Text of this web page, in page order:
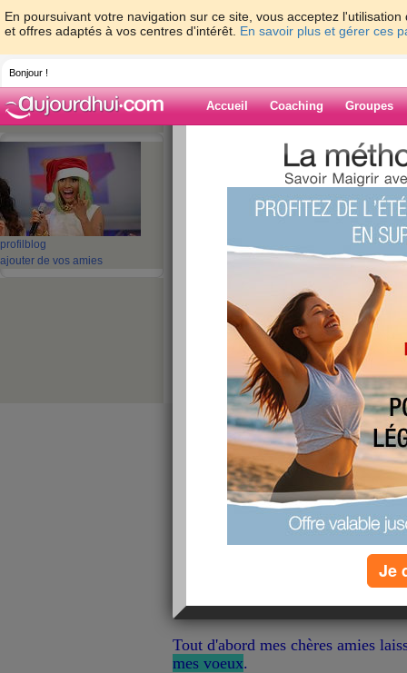
En poursuivant votre navigation sur ce site, vous acceptez
et offres adaptés à vos centres d'intérêt. En savoir plus et gérer ces
Bonjour !
Accueil Coaching Groupes
profil blog
ajouter de vos amies
>
Blog de
3 4
Mois de Février
publié le 03/02/2017 à 16:43
Bonjour, près d'un mois que je n'ai pas posté...
regarder mes plans de repas...
Bilan du mois passé:
je n'ai pas été assidue. en effet, je ne
Mais avec ma soeur on a fait régulièrement des
d'aller à la salle de sport. Je me trouvais chaque
Coté alimentationj'ai bien gé
Mois de Janvier
Tout d'abord mes chères amies
mes voeux.
Je